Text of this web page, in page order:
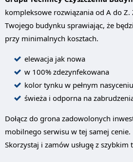
kompleksowe rozwiązania od A do Z.
Twojego budynku sprawiając, że
przy minimalnych kosztach.
elewacja jak nowa
w 100% zdezynfekowana
kolor tynku w pełnym
świeża i odporna na
Dołącz do grona zadowolonych
mobilnego serwisu w tej samej cenie.
Skorzystaj i zamów usługę z